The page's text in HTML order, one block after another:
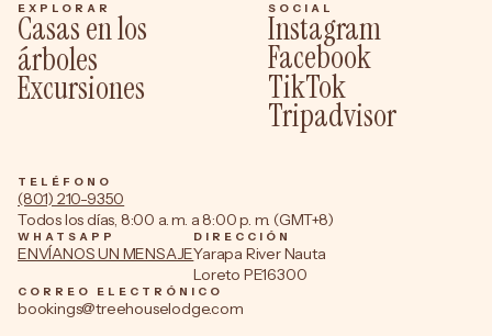
EXPLORAR
Casas en los
árboles
Excursiones
SOCIAL
Instagram
Facebook
TikTok
Tripadvisor
TELÉFONO
(801) 210-9350
Todos los días, 8:00 a. m. a 8:00 p. m. (GMT+8)
WHATSAPP
ENVÍANOS UN MENSAJE
DIRECCIÓN
Yarapa River Nauta
Loreto PE16300
CORREO ELECTRÓNICO
bookings@treehouselodge.com